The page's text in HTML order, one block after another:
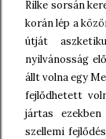
Rilke sorsán
korán lép a
útját
nyilvánosság
állt volna egy
fejlődhetett
jártas
szellemi